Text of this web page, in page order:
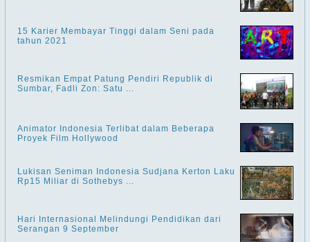
15 Karier Membayar Tinggi dalam Seni pada
tahun 2021
Resmikan Empat Patung Pendiri Republik di
Sumbar, Fadli Zon: Satu ...
Animator Indonesia Terlibat dalam Beberapa
Proyek Film Hollywood
Lukisan Seniman Indonesia Sudjana Kerton Laku
Rp15 Miliar di Sothebys ...
Hari Internasional Melindungi Pendidikan dari
Serangan 9 September